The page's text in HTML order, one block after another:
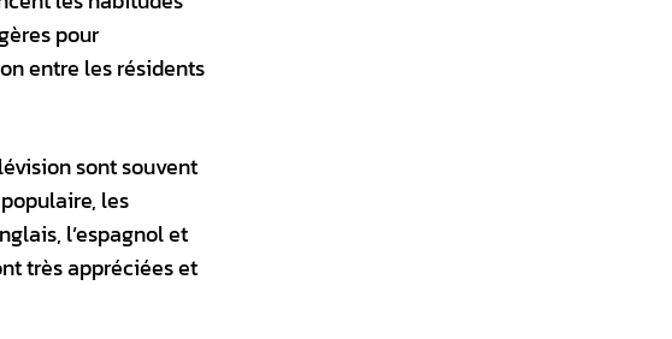
pour
entre les résidents
sont souvent
les
l’espagnol et
très appréciées et